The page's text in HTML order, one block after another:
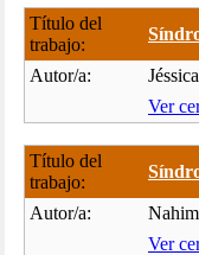
Título del
trabajo:
Autor/a:
Ver
Título del
trabajo:
Autor/a:
Ver